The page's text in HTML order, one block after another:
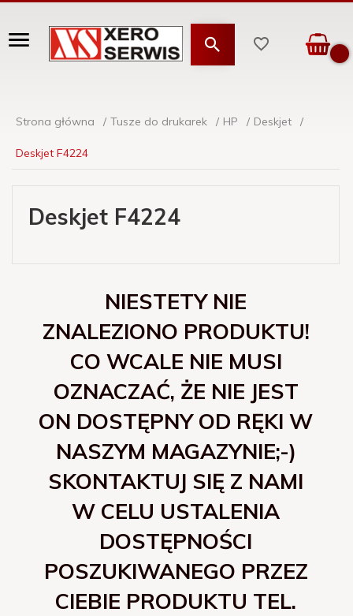
Strona główna Tusze do drukarek HP Deskjet
Deskjet F4224
Deskjet F4224
NIESTETY NIE
ZNALEZIONO PRODUKTU!
CO WCALE NIE MUSI
OZNACZAĆ, ŻE NIE JEST
ON DOSTĘPNY OD RĘKI W
NASZYM MAGAZYNIE;-)
SKONTAKTUJ SIĘ Z NAMI
W CELU USTALENIA
DOSTĘPNOŚCI
POSZUKIWANEGO PRZEZ
CIEBIE PRODUKTU TEL.